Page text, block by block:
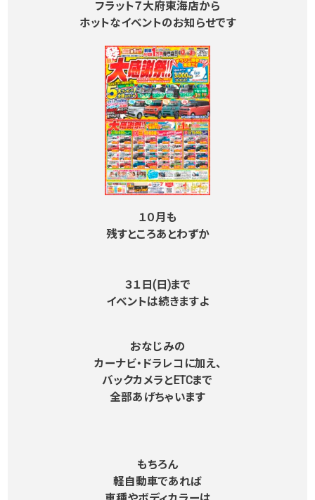
フラット７大府東海店から
ホットなイベントのお知らせです
１０月も
残すところあとわずか
３１日(日)まで
イベントは続きますよ
おなじみの
カーナビ・ドラレコに加え、
バックカメラとETCまで
全部あげちゃいます
もちろん
軽自動車であれば